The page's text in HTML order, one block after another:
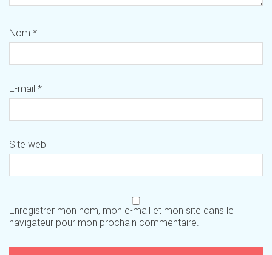
Nom *
E-mail *
Site web
Enregistrer mon nom, mon e-mail et mon site dans le
navigateur pour mon prochain commentaire.